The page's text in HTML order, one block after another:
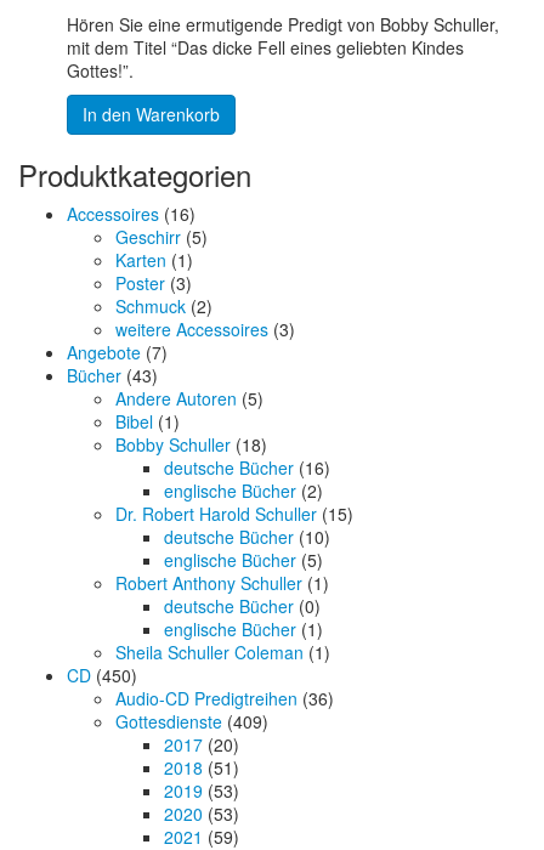
Hören Sie eine ermutigende Predigt von Bobby Schuller,
mit dem Titel “Das dicke Fell eines geliebten Kindes
Gottes!”.
In den Warenkorb
Produktkategorien
Accessoires (16)
Geschirr (5)
Karten (1)
Poster (3)
Schmuck (2)
weitere Accessoires (3)
Angebote (7)
Bücher (43)
Andere Autoren (5)
Bibel (1)
Bobby Schuller (18)
deutsche Bücher (16)
englische Bücher (2)
Dr. Robert Harold Schuller (15)
deutsche Bücher (10)
englische Bücher (5)
Robert Anthony Schuller (1)
deutsche Bücher (0)
englische Bücher (1)
Sheila Schuller Coleman (1)
CD (450)
Audio-CD Predigtreihen (36)
Gottesdienste (409)
2017 (20)
2018 (51)
2019 (53)
2020 (53)
2021 (59)